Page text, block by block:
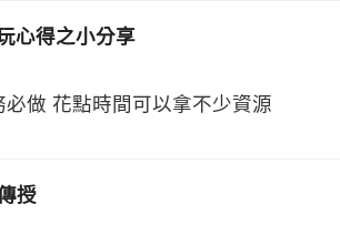
心得之小分享
做 花點時間可以拿不少資源
授